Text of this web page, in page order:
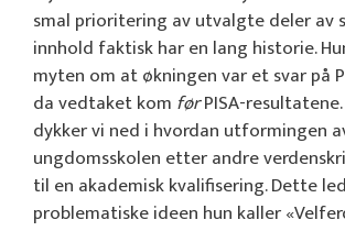
smal prioritering av utvalgte deler av
innhold faktisk har en lang historie.
myten om at økningen var et svar på
da vedtaket kom førPISA-
dykker vi ned i hvordan utformingen
ungdomsskolen etter andre
til en akademisk kvalifisering. Dette
problematiske ideen hun kaller